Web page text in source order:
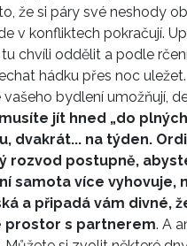
že si páry své neshody
v konfliktech pokračují.
chvíli oddělit a podle
hádku přes noc
vašeho bydlení umožňují,
jít hned „do
dvakrát... na týden.
rozvod postupně,
samota více vyhovuje,
a připadá vám divné,
prostor s partnerem. A